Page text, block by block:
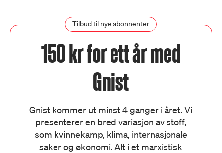
Tilbud til nye abonnenter
150 kr for ett år med
Gnist
Gnist kommer ut minst 4 ganger i året. Vi
presenterer en bred variasjon av stoff,
som kvinnekamp, klima, internasjonale
saker og økonomi. Alt i et marxistisk